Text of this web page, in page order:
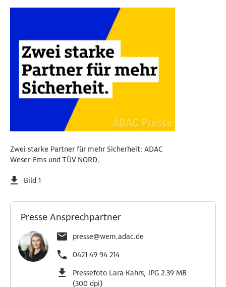
Zwei starke Partner für mehr Sicherheit: ADAC
Weser-Ems und TÜV NORD.
Bild 1
Presse Ansprechpartner
presse@wem.adac.de
0421 49 94 214
Pressefoto Lara Kahrs, JPG 2.39 MB
(300 dpi)